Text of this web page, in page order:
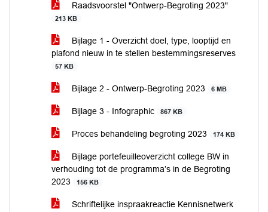
Raadsvoorstel "Ontwerp-Begroting 2023"
213 KB
Bijlage 1 - Overzicht doel, type, looptijd en
plafond nieuw in te stellen bestemmingsreserves
57 KB
Bijlage 2 - Ontwerp-Begroting 2023 6 MB
Bijlage 3 - Infographic 867 KB
Proces behandeling begroting 2023 174 KB
Bijlage portefeuilleoverzicht college BW in
verhouding tot de programma’s in de Begroting
2023
156 KB
Schriftelijke inspraakreactie Kennisnetwerk